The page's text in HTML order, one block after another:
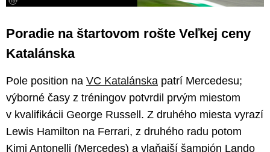
Poradie na štartovom rošte Veľkej ceny
Katalánska
Pole position na VC Katalánska patrí Mercedesu;
výborné časy z tréningov potvrdil prvým miestom
v kvalifikácii George Russell. Z druhého miesta vyrazí
Lewis Hamilton na Ferrari, z druhého radu potom
Kimi Antonelli (Mercedes) a vlaňajší šampión Lando